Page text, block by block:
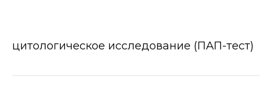
цитологическое исследование (ПАП-тест)